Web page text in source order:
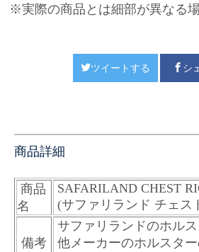
※実際の商品とは細部が異なる場
ツイートする シ
商品詳細
商品
名
SAFARILAND CHEST
(サファリランド チェス
備考
サファリランドのホルス
他メーカーのホルスタ